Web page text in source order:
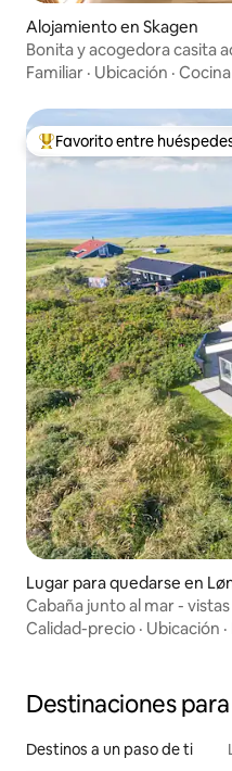
Alojamiento en Skagen
Bonita y acogedora casita
Familiar · Ubicación · Cocina
Favorito entre huéspedes
Favorito entre
Lugar para quedarse en
Cabaña junto al mar -
Calidad-precio · Ubicación ·
Destinaciones
Destinos a un paso de ti